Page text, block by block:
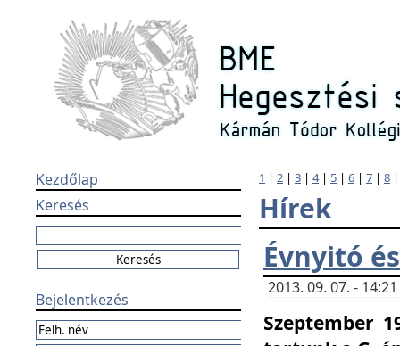
Kezdőlap
Keresés
Bejelentkezés
1 | 2 | 3 | 4| 5 | 6 | 7 | 8
Hírek
Évnyitó
2013. 09. 07. -
Szeptember